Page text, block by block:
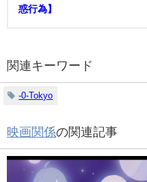
惑行為】
関連キーワード
-0-Tokyo
映画関係の関連記事